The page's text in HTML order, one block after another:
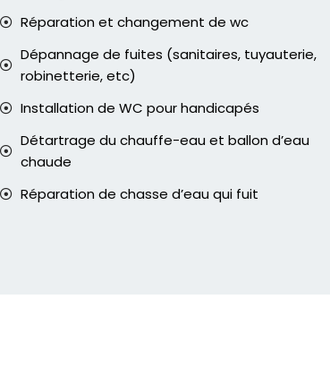
Réparation et changement de wc
Dépannage de fuites (sanitaires, tuyauterie,
robinetterie, etc)
Installation de WC pour handicapés
Détartrage du chauffe-eau et ballon d’eau
chaude
Réparation de chasse d’eau qui fuit